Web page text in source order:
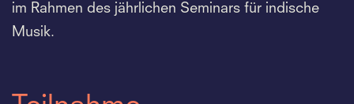
im Rahmen des jährlichen Seminars für indische
Musik.